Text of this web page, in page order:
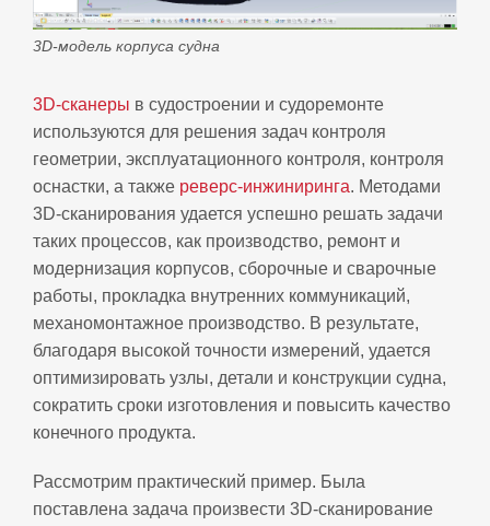
3D-модель корпуса судна
3D-сканеры в судостроении и судоремонте
используются для решения задач контроля
геометрии, эксплуатационного контроля, контроля
оснастки, а также реверс-инжиниринга. Методами
3D-сканирования удается успешно решать задачи
таких процессов, как производство, ремонт и
модернизация корпусов, сборочные и сварочные
работы, прокладка внутренних коммуникаций,
механомонтажное производство. В результате,
благодаря высокой точности измерений, удается
оптимизировать узлы, детали и конструкции судна,
сократить сроки изготовления и повысить качество
конечного продукта.
Рассмотрим практический пример. Была
поставлена задача произвести 3D-сканирование